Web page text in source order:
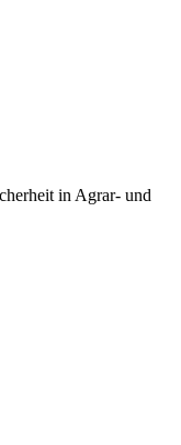
in Agrar- und